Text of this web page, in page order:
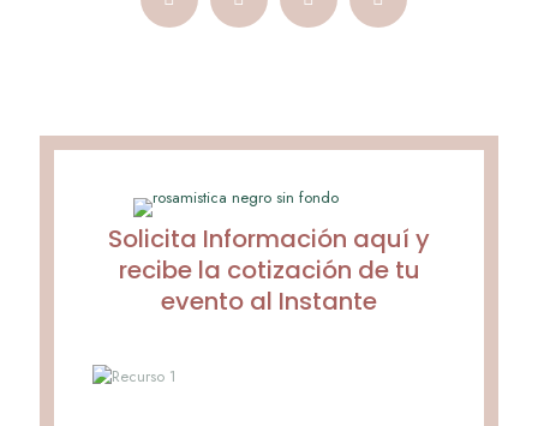
Solicita Información aquí y
recibe la cotización de tu
evento al Instante